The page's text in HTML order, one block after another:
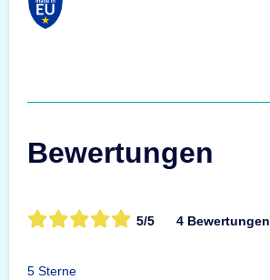
Bewertungen
5/5 4 Bewertungen
5 Sterne